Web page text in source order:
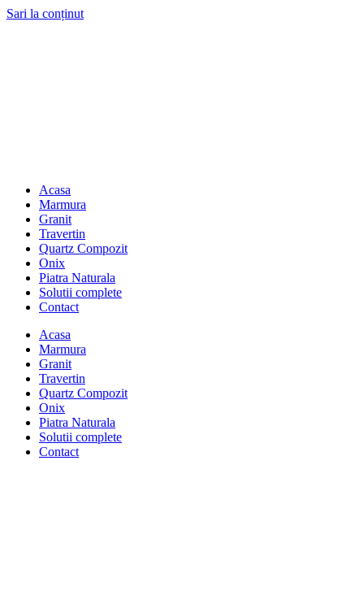
Sari la conținut
Acasa
Marmura
Granit
Travertin
Quartz Compozit
Onix
Piatra Naturala
Solutii complete
Contact
Acasa
Marmura
Granit
Travertin
Quartz Compozit
Onix
Piatra Naturala
Solutii complete
Contact